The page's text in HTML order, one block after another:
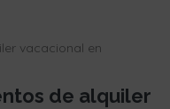
vacacional en
de alquiler